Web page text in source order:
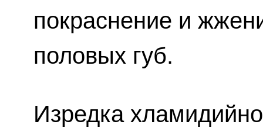
покраснение и
половых губ.
Изредка